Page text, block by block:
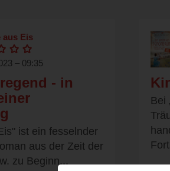
aus Eis
– 09:35
- in
ist ein fesselnder
aus der Zeit der
zu Beginn...
Bei